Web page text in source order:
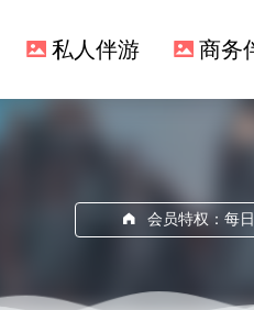
私人伴游 商务
会员特权：每